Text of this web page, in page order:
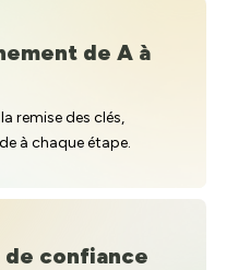
de A à
remise des clés,
à chaque étape.
confiance